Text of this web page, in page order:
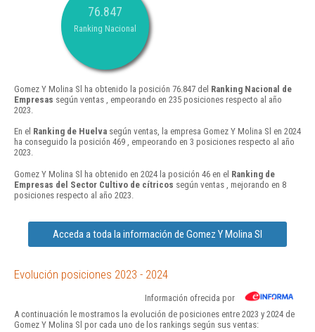
76.847
Ranking Nacional
Gomez Y Molina Sl ha obtenido la posición 76.847 del Ranking Nacional de
Empresas según ventas , empeorando en 235 posiciones respecto al año
2023.
En el Ranking de Huelva según ventas, la empresa Gomez Y Molina Sl en 2024
ha conseguido la posición 469 , empeorando en 3 posiciones respecto al año
2023.
Gomez Y Molina Sl ha obtenido en 2024 la posición 46 en el Ranking de
Empresas del Sector Cultivo de cítricos según ventas , mejorando en 8
posiciones respecto al año 2023.
Acceda a toda la información de Gomez Y Molina Sl
Evolución posiciones 2023 - 2024
Información ofrecida por
A continuación le mostramos la evolución de posiciones entre 2023 y 2024 de
Gomez Y Molina Sl por cada uno de los rankings según sus ventas: